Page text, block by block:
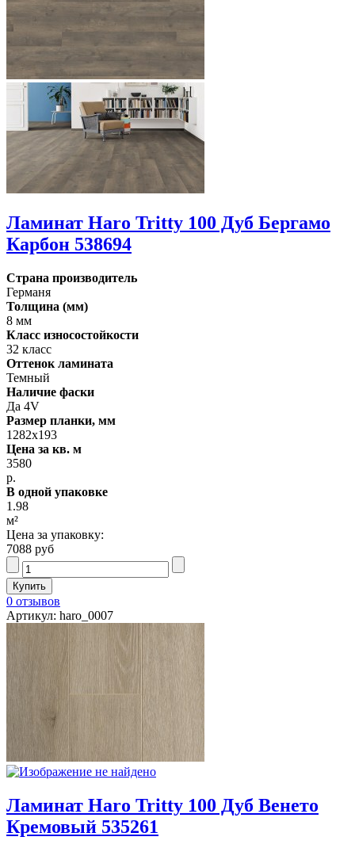
Ламинат Haro Tritty 100 Дуб Бергамо
Карбон 538694
Страна производитель
Германя
Толщина (мм)
8 мм
Класс износостойкости
32 класс
Оттенок ламината
Темный
Наличие фаски
Да 4V
Размер планки, мм
1282х193
Цена за кв. м
3580
р.
В одной упаковке
1.98
м²
Цена за упаковку:
7088 руб
0 отзывов
Артикул: haro_0007
Ламинат Haro Tritty 100 Дуб Венето
Кремовый 535261